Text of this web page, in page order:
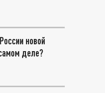
новой
деле?